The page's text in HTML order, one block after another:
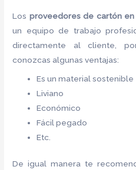
Los proveedores de cartónen
un equipo de trabajo
directamente al cliente,
conozcas algunas ventajas:
Es un material sostenible
Liviano
Económico
Fácil pegado
Etc.
De igual manera te